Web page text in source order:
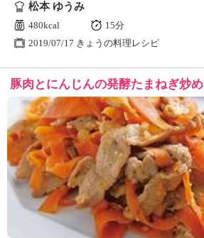
松本 ゆうみ
480kcal
15分
2019/07/17 きょうの料理レシピ
豚肉とにんじんの発酵たまねぎ炒め